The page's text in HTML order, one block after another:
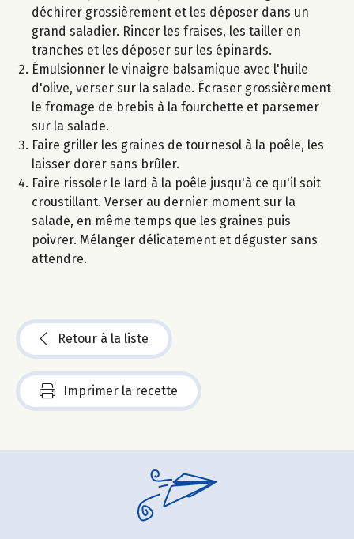
déchirer grossièrement et les déposer dans un
grand saladier. Rincer les fraises, les tailler en
tranches et les déposer sur les épinards.
Émulsionner le vinaigre balsamique avec l'huile
d'olive, verser sur la salade. Écraser grossièrement
le fromage de brebis à la fourchette et parsemer
sur la salade.
Faire griller les graines de tournesol à la poêle, les
laisser dorer sans brûler.
Faire rissoler le lard à la poêle jusqu'à ce qu'il soit
croustillant. Verser au dernier moment sur la
salade, en même temps que les graines puis
poivrer. Mélanger délicatement et déguster sans
attendre.
Retour à la liste
Imprimer la recette